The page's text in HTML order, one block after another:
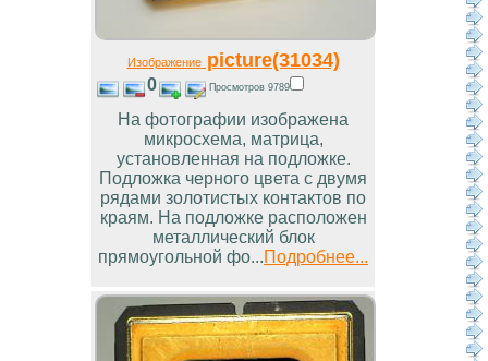
Изображениеpicture(31034)
0 Просмотров 9789
На фотографии изображена
микросхема, матрица,
установленная на подложке.
Подложка черного цвета с двумя
рядами золотистых контактов по
краям. На подложке расположен
металлический блок
прямоугольной фо...Подробнее...